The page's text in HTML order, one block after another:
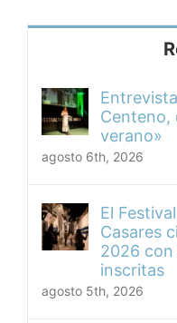
Centeno,
verano»
agosto 6th, 2026
El
Casares
2026 con
inscritas
agosto 5th, 2026